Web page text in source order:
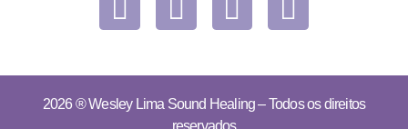
2026 ®Wesley Lima Sound Healing– Todos os direitos
reservados